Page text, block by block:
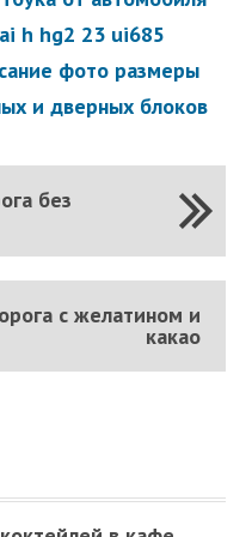
h hg2 23 ui685
фото размеры
и дверных блоков
без
с желатином и
какао